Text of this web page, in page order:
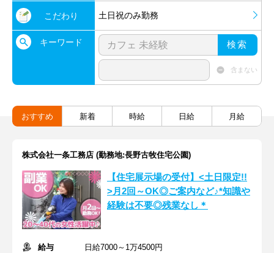
こだわり 土日祝のみ勤務
キーワード 検索
含まない
おすすめ 新着 時給 日給 月給
株式会社一条工務店 (勤務地:長野古牧住宅公園)
【住宅展示場の受付】<土日限定!!
>月2回～OK◎ご案内など♪*知識や
経験は不要◎残業なし＊
給与
日給7000～1万4500円